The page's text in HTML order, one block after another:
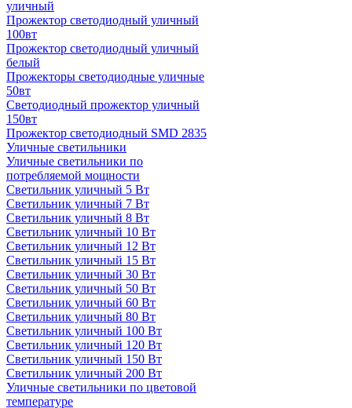
уличный
Прожектор светодиодный уличный
100вт
Прожектор светодиодный уличный
белый
Прожекторы светодиодные уличные
50вт
Светодиодный прожектор уличный
150вт
Прожектор светодиодный SMD 2835
Уличные светильники
Уличные светильники по
потребляемой мощности
Светильник уличный 5 Вт
Светильник уличный 7 Вт
Светильник уличный 8 Вт
Светильник уличный 10 Вт
Светильник уличный 12 Вт
Светильник уличный 15 Вт
Светильник уличный 30 Вт
Светильник уличный 50 Вт
Светильник уличный 60 Вт
Светильник уличный 80 Вт
Светильник уличный 100 Вт
Светильник уличный 120 Вт
Светильник уличный 150 Вт
Светильник уличный 200 Вт
Уличные светильники по цветовой
температуре